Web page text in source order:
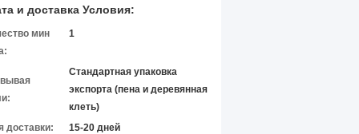
и доставка Условия:
мин
1
Стандартная упаковка
экспорта (пена и деревянная
клеть)
доставки:
15-20 дней